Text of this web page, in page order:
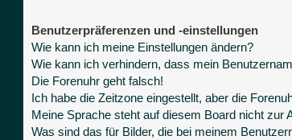
Benutzerpräferenzen und -einstellungen
Wie kann ich meine Einstellungen ändern?
Wie kann ich verhindern, dass mein
Die Forenuhr geht falsch!
Ich habe die Zeitzone eingestellt, aber die
Meine Sprache steht auf diesem Board nicht zur
Was sind das für Bilder, die bei meinem